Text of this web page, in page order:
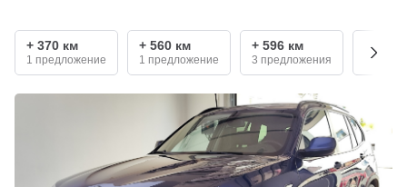
+ 370 км
1 предложение
+ 560 км
1 предложение
+ 596 км
3 предложения
+ 870
1